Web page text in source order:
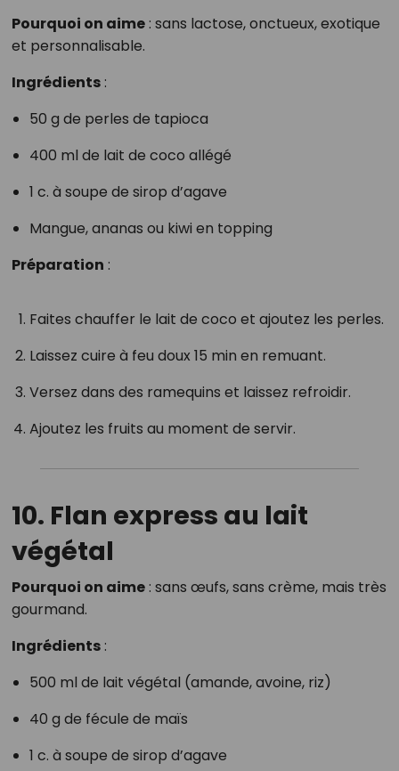
Pourquoi on aime: sans lactose, onctueux, exotique
et personnalisable.
Ingrédients:
50 g de perles de tapioca
400 ml de lait de coco allégé
1 c. à soupe de sirop d’agave
Mangue, ananas ou kiwi en topping
Préparation :
Faites chauffer le lait de coco et ajoutez les perles.
Laissez cuire à feu doux 15 min en remuant.
Versez dans des ramequins et laissez refroidir.
Ajoutez les fruits au moment de servir.
10. Flan express au lait
végétal
Pourquoi on aime: sans œufs, sans crème, mais très
gourmand.
Ingrédients:
500 ml de lait végétal (amande, avoine, riz)
40 g de fécule de maïs
1 c. à soupe de sirop d’agave